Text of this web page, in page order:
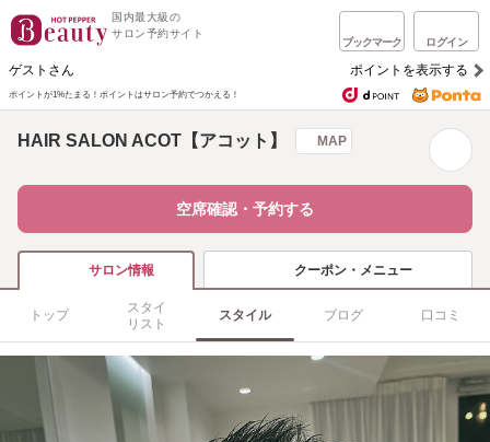
国内最大級の
サロン予約サイト
ブックマーク ログイン
ゲストさん ポイントを表示する
ポイントが1%たまる！ ポイントはサロン予約でつかえる！
HAIR SALON ACOT【アコット】 MAP
空席確認・予約する
サロン情報 クーポン・メニュー
トップ
スタイ
リスト
スタイル ブログ 口コミ